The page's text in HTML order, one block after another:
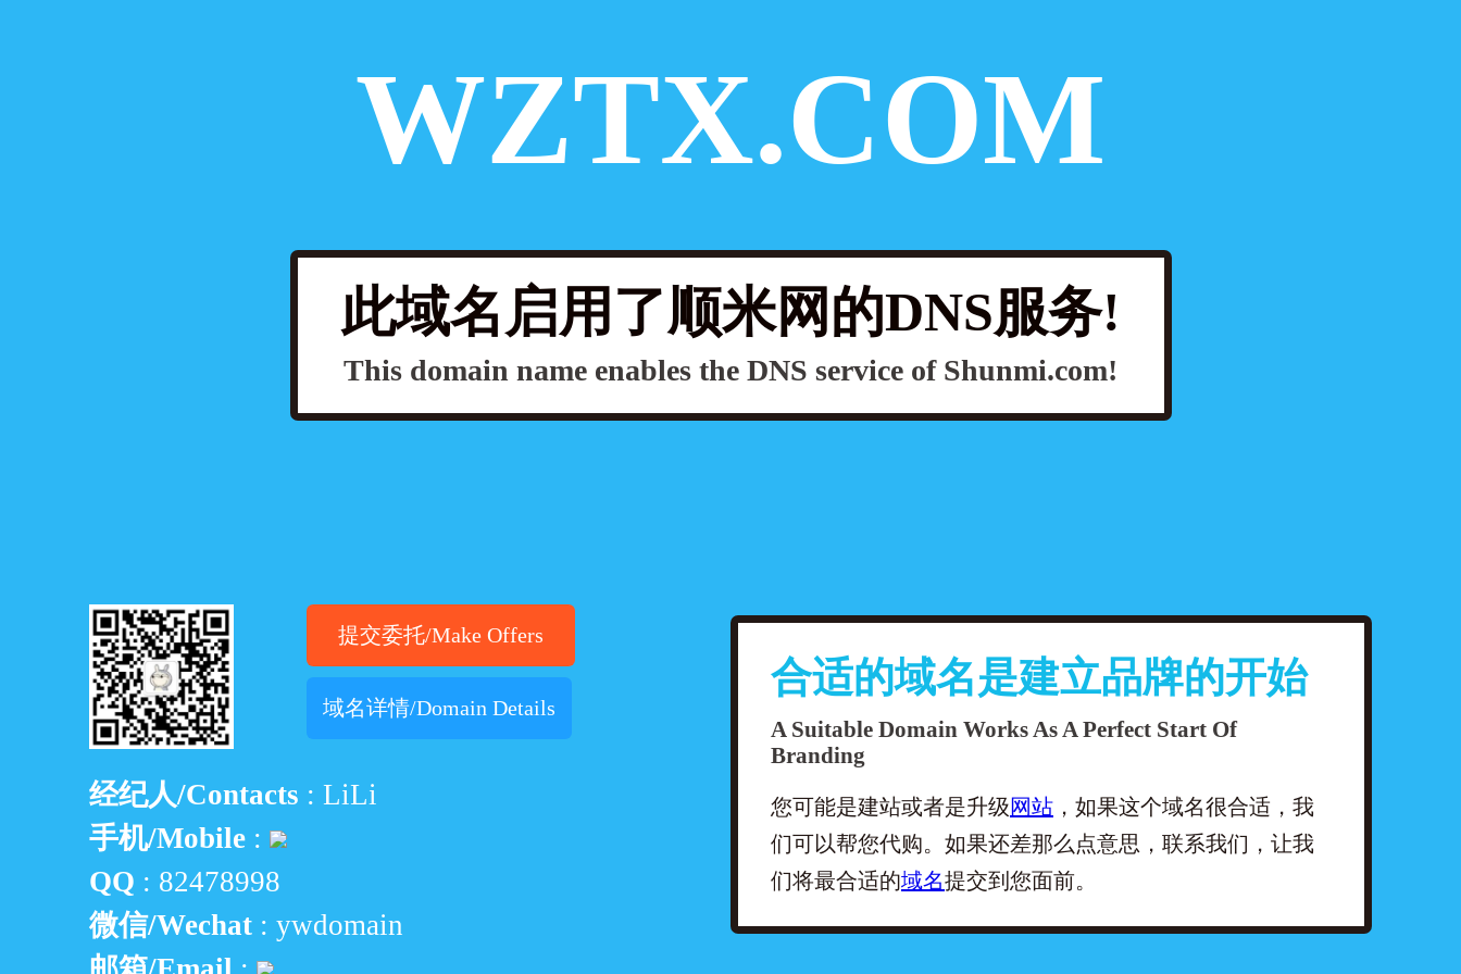
WZTX.COM
此域名启用了顺米网的DNS服务!
This domain name enables the DNS service of Shunmi.com!
提交委托/Make Offers
域名详情/Domain Details
经纪人/Contacts : LiLi
手机/Mobile :
QQ : 82478998
微信/Wechat : ywdomain
合适的域名是建立品牌的开始
A Suitable Domain Works As A Perfect Start Of
Branding
您可能是建站或者是升级网站 ，如果这个域名很合适，我
们可以帮您代购。如果还差那么点意思，联系我们，让我
们将最合适的域名提交到您面前。